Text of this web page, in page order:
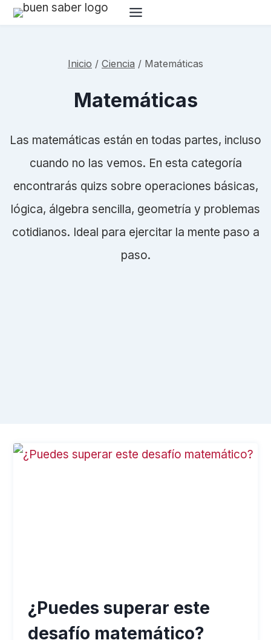
Saltar
Inicio / Ciencia / Matemáticas
Matemáticas
Las matemáticas están en todas partes, incluso
cuando no las vemos. En esta categoría
encontrarás quizs sobre operaciones básicas,
lógica, álgebra sencilla, geometría y problemas
cotidianos. Ideal para ejercitar la mente paso a
paso.
¿Puedes superar este
desafío matemático?